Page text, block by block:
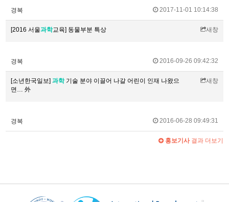
경복 2017-11-01 10:14:38
[2016 서울과학교육] 동물부분 특상 새창
경복 2016-09-26 09:42:32
[소년한국일보]과학기술 분야 이끌어 나갈 어린이 인재 나왔으
면… 外
새창
경복 2016-06-28 09:49:31
홍보기사결과 더보기